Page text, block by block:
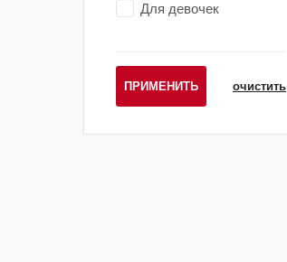
Для девочек
ПРИМЕНИТЬ очистить